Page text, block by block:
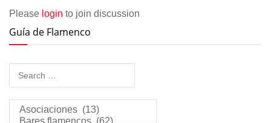
Please login to join discussion
Guía de Flamenco